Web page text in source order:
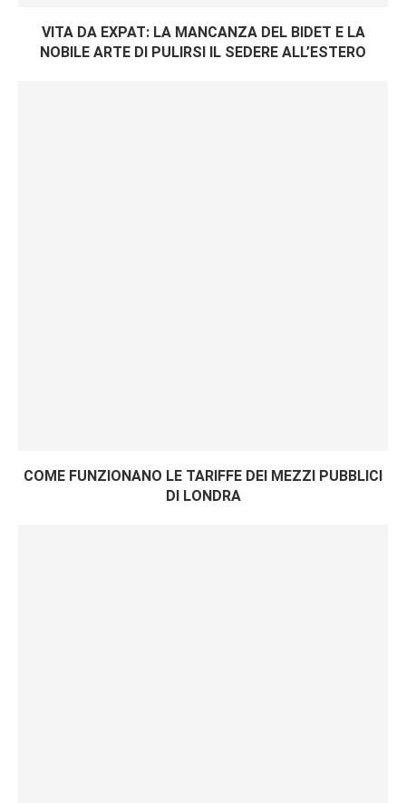
VITA DA EXPAT: LA MANCANZA DEL BIDET E LA
NOBILE ARTE DI PULIRSI IL SEDERE ALL’ESTERO
COME FUNZIONANO LE TARIFFE DEI MEZZI PUBBLICI
DI LONDRA